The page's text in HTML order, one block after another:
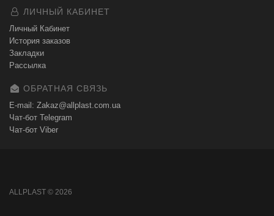
ЛИЧНЫЙ КАБИНЕТ
Личный Кабинет
История заказов
Закладки
Рассылка
ОБРАТНАЯ СВЯЗЬ
E-mail: Zakaz@allplast.com.ua
Чат-бот Telegram
Чат-бот Viber
ALLPLAST © 2026